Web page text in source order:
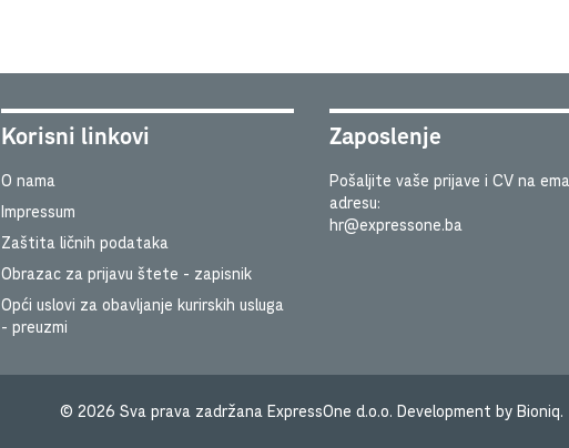
Korisni linkovi
O nama
Impressum
Zaštita ličnih podataka
Obrazac za prijavu štete - zapisnik
Opći uslovi za obavljanje kurirskih usluga
- preuzmi
Zaposlenje
Pošaljite vaše prijave i CV na
adresu:
hr@expressone.ba
© 2026 Sva prava zadržana ExpressOne d.o.o. Development by Bioniq.